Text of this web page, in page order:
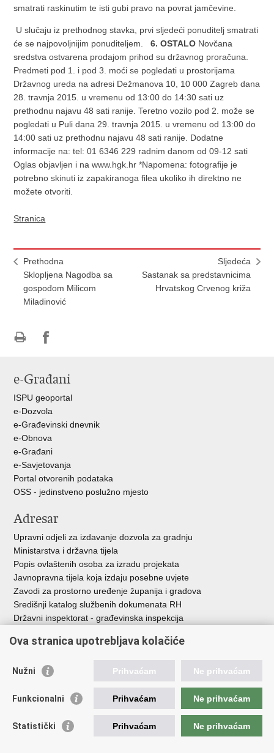
smatrati raskinutim te isti gubi pravo na povrat jamčevine.
U slučaju iz prethodnog stavka, prvi sljedeći ponuditelj smatrati
će se najpovoljnijim ponuditeljem.6. OSTALO Novčana
sredstva ostvarena prodajom prihod su državnog proračuna.
Predmeti pod 1. i pod 3. moći se pogledati u prostorijama
Državnog ureda na adresi Dežmanova 10, 10 000 Zagreb dana
28. travnja 2015. u vremenu od 13:00 do 14:30 sati uz
prethodnu najavu 48 sati ranije. Teretno vozilo pod 2. može se
pogledati u Puli dana 29. travnja 2015. u vremenu od 13:00 do
14:00 sati uz prethodnu najavu 48 sati ranije. Dodatne
informacije na: tel: 01 6346 229 radnim danom od 09-12 sati
Oglas objavljen i na www.hgk.hr *Napomena: fotografije je
potrebno skinuti iz zapakiranoga filea ukoliko ih direktno ne
možete otvoriti.
Stranica
Prethodna
Sklopljena Nagodba sa
gospođom Milicom
Miladinović
Sljedeća
Sastanak sa predstavnicima
Hrvatskog Crvenog križa
FacebookuTwitteru
e-Građani
ISPU geoportal
e-Dozvola
e-Građevinski dnevnik
e-Obnova
e-Građani
e-Savjetovanja
Portal otvorenih podataka
OSS - jedinstveno poslužno mjesto
Adresar
Upravni odjeli za izdavanje dozvola za gradnju
Ministarstva i državna tijela
Popis ovlaštenih osoba za izradu projekata
Javnopravna tijela koja izdaju posebne uvjete
Zavodi za prostorno uređenje županija i gradova
Središnji katalog službenih dokumenata RH
Državni inspektorat - građevinska inspekcija
Vlada Republike Hrvatske
Agencija za pravni promet i posredovanje nekretninama
Fond za zaštitu okoliša i energetsku učinkovitost
Ova stranica upotrebljava kolačiće
Nužni Prihvaćam Ne prihvaćam
Funkcionalni Prihvaćam Ne prihvaćam
Statistički Prihvaćam Ne prihvaćam